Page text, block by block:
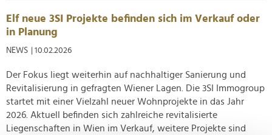
Elf neue 3SI Projekte befinden sich im Verkauf oder
in Planung
NEWS | 10.02.2026
Der Fokus liegt weiterhin auf nachhaltiger Sanierung und
Revitalisierung in gefragten Wiener Lagen. Die 3SI Immogroup
startet mit einer Vielzahl neuer Wohnprojekte in das Jahr
2026. Aktuell befinden sich zahlreiche revitalisierte
Liegenschaften in Wien im Verkauf, weitere Projekte sind